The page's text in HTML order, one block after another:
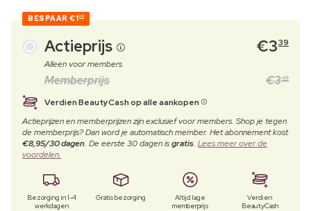
BESPAAR €120
Actieprijs €339
Alleen voor members
Memberprijs €349
Verdien BeautyCash op alle aankopen
Actieprijzen en memberprijzen zijn exclusief voor members. Shop je tegen
de memberprijs? Dan word je automatisch member. Het abonnement kost
€8,95/30 dagen. De eerste 30 dagen isgratis. Lees meer over de
voordelen.
Bezorging in 1-4
werkdagen
Gratis bezorging
Altijd lage
memberprijs
Verdien
BeautyCash